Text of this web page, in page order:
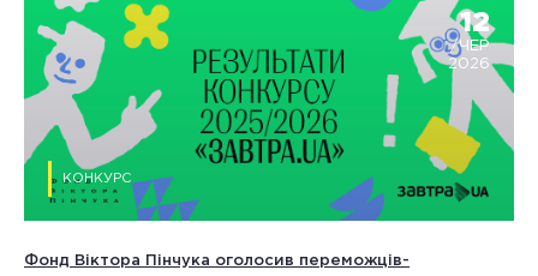
12
/ЧЕР
2026
КОНКУРС
Фонд Віктора Пінчука оголосив переможців-